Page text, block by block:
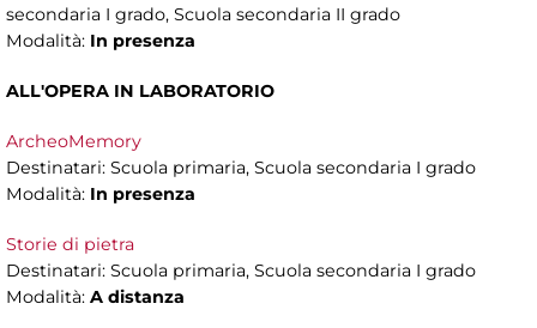
secondaria I grado, Scuola secondaria II grado
Modalità: In presenza
ALL'OPERA IN LABORATORIO
ArcheoMemory
Destinatari: Scuola primaria, Scuola secondaria I grado
Modalità: In presenza
Storie di pietra
Destinatari: Scuola primaria, Scuola secondaria I grado
Modalità: A distanza